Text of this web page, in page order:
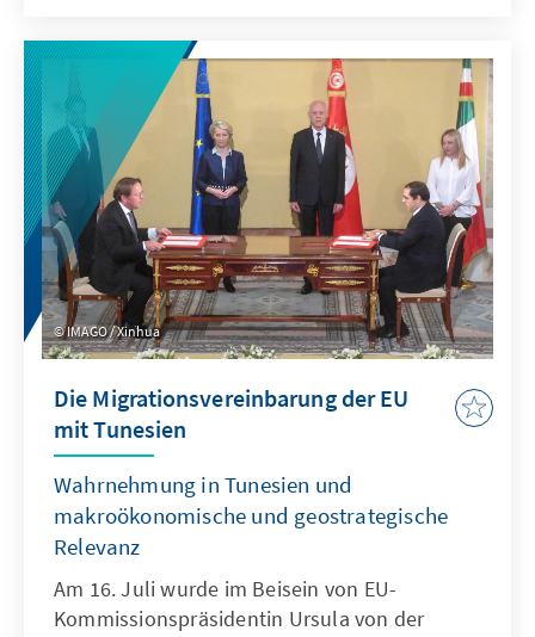
IMAGO / Xinhua
Die Migrationsvereinbarung der EU
mit Tunesien
Wahrnehmung in Tunesien und
makroökonomische und geostrategische
Relevanz
Am 16. Juli wurde im Beisein von EU-
Kommissionspräsidentin Ursula von der